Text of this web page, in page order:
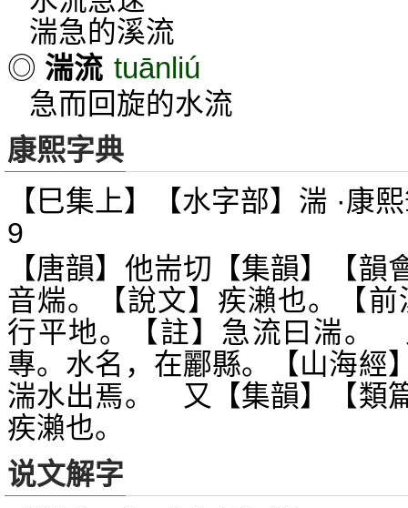
湍急的溪流
◎ 湍流 tuānliú
急而回旋的水流
康熙字典
【巳集上】【水字部】湍 ·康
9
【唐韻】他耑切【集韻】【韻
音煓。【說文】疾瀨也。【
行平地。【註】急流曰湍。
專。水名，在酈縣。【山海經
湍水出焉。 又【集韻】【類
疾瀨也。
说文解字